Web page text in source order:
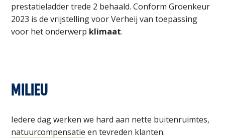
prestatieladder trede 2 behaald. Conform Groenkeur
2023 is de vrijstelling voor Verheij van toepassing
voor het onderwerp klimaat.
MILIEU
Iedere dag werken we hard aan nette buitenruimtes,
natuurcompensatie en tevreden klanten.